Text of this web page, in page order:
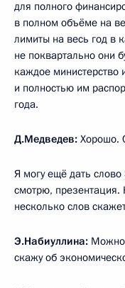
для полного
в полном объёме на
лимиты на весь год в
не поквартально они
каждое министерство
и полностью им
года.
Д.Медведев: Хорошо.
Я могу ещё дать
смотрю, презентация.
несколько слов
Э.Набиуллина: Можно
скажу об